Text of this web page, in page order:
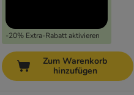
-20% Extra-Rabatt aktivieren
Zum Warenkorb
hinzufügen